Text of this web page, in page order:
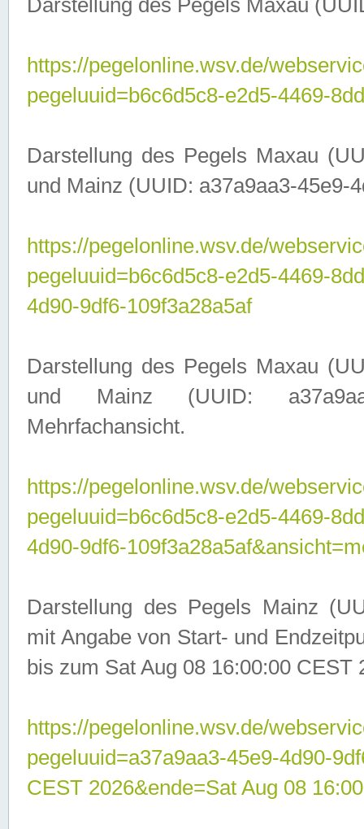
Darstellung des Pegels Maxau
https://pegelonline.wsv.de/
pegeluuid=b6c6d5c8-e2d5-4469-
Darstellung des Pegels Maxau
und Mainz (UUID: a37a9aa3-45e9-
https://pegelonline.wsv.de/
pegeluuid=b6c6d5c8-e2d5-4469-
4d90-9df6-109f3a28a5af
Darstellung des Pegels Maxau
und Mainz (UUID:
Mehrfachansicht.
https://pegelonline.wsv.de/
pegeluuid=b6c6d5c8-e2d5-4469-
4d90-9df6-
Darstellung des Pegels Mainz
mit Angabe von Start- und
bis zum Sat Aug 08 16:00:00 CEST
https://pegelonline.wsv.de/
pegeluuid=a37a9aa3-45e9-4d90-
CEST 2026&ende=Sat Aug 08